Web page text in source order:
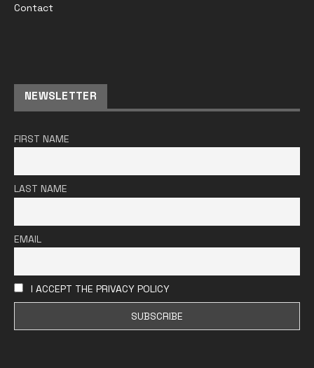
Contact
NEWSLETTER
FIRST NAME
LAST NAME
EMAIL
I ACCEPT THE PRIVACY POLICY